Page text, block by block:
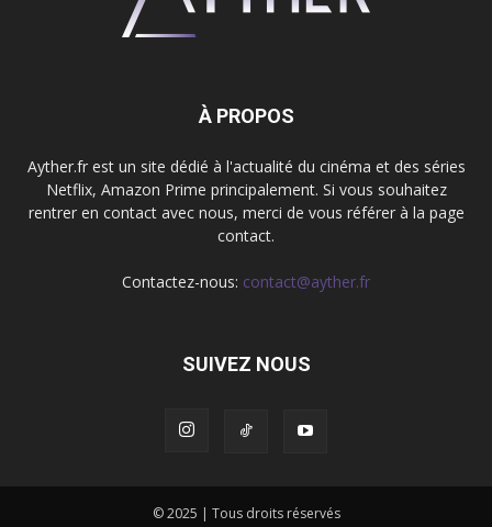
À PROPOS
Ayther.fr est un site dédié à l'actualité du cinéma et des séries
Netflix, Amazon Prime principalement. Si vous souhaitez
rentrer en contact avec nous, merci de vous référer à la page
contact.
Contactez-nous: contact@ayther.fr
SUIVEZ NOUS
© 2025 | Tous droits réservés